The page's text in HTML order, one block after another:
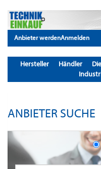
Anbieter werdenAnmelden
Hersteller Händler
ANBIETER SUCHE